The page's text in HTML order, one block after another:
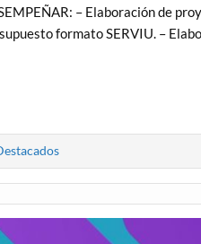
– Elaboración de
formato SERVIU. –